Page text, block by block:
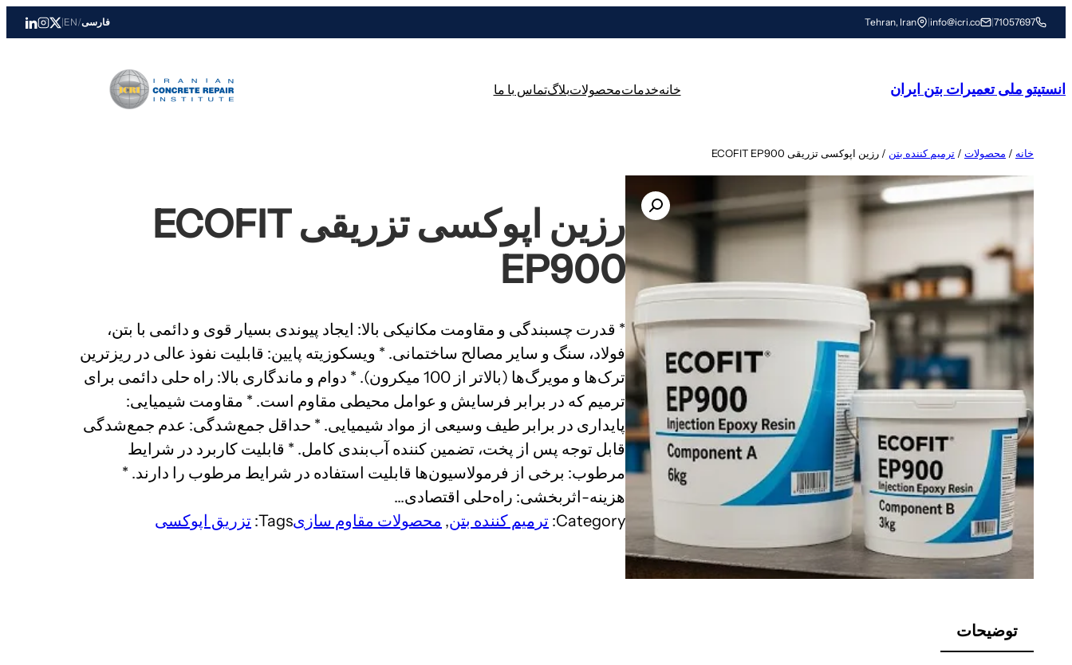
رفتن
به
71057697
|
info@icri.co
|
Tehran, Iran فارسی/
EN
|
انستیتو ملی تعمیرات بتن ایران خانهخدماتمحصولاتبلاگتماس با ما
خانه / محصولات / ترمیم کننده بتن / رزین اپوکسی تزریقی ECOFIT EP900
رزین اپوکسی تزریقی ECOFIT
EP900
* قدرت چسبندگی و مقاومت مکانیکی بالا: ایجاد پیوندی بسیار قوی و دائمی با بتن،
فولاد، سنگ و سایر مصالح ساختمانی. * ویسکوزیته پایین: قابلیت نفوذ عالی در ریزترین
ترک‌ها و مویرگ‌ها (بالاتر از 100 میکرون). * دوام و ماندگاری بالا: راه حلی دائمی برای
ترمیم که در برابر فرسایش و عوامل محیطی مقاوم است. * مقاومت شیمیایی:
پایداری در برابر طیف وسیعی از مواد شیمیایی. * حداقل جمع‌شدگی: عدم جمع‌شدگی
قابل توجه پس از پخت، تضمین کننده آب‌بندی کامل. * قابلیت کاربرد در شرایط
مرطوب: برخی از فرمولاسیون‌ها قابلیت استفاده در شرایط مرطوب را دارند. *
هزینه-اثربخشی: راه‌حلی اقتصادی…
Category: ترمیم کننده بتن, محصولات مقاوم سازیTags: تزریق اپوکسی
توضیحات